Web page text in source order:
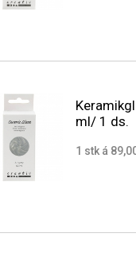
ml/ 1 ds.
1 stk á